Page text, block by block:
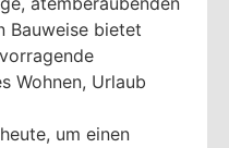
Bauweise bietet
Wohnen, Urlaub
um einen